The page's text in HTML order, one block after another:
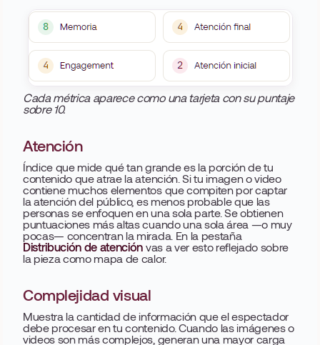
Cada métrica aparece como una tarjeta con su puntaje
sobre 10.
Atención
Índice que mide qué tan grande es la porción de tu
contenido que atrae la atención. Si tu imagen o video
contiene muchos elementos que compiten por captar
la atención del público, es menos probable que las
personas se enfoquen en una sola parte. Se obtienen
puntuaciones más altas cuando una sola área —o muy
pocas— concentran la mirada. En la pestaña
Distribución de atención vas a ver esto reflejado sobre
la pieza como mapa de calor.
Complejidad visual
Muestra la cantidad de información que el espectador
debe procesar en tu contenido. Cuando las imágenes o
videos son más complejos, generan una mayor carga